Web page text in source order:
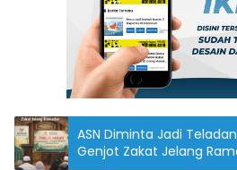
ASN Diminta Jadi
Genjot Zakat Jelang